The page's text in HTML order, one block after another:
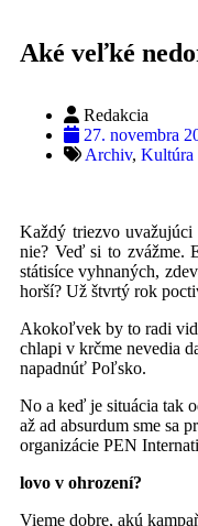
Aké veľké
Redakcia
27. novembra
Archiv, Kultúra
Každý triezvo
nie? Veď si to zvážme.
státisíce vyhnaných,
horší? Už štvrtý rok
Akokoľvek by to radi
chlapi v krčme nevedia
napadnúť Poľsko.
No a keď je situácia tak
až ad absurdum sme sa
organizácie PEN
lovo v ohrození?
Vieme dobre, akú